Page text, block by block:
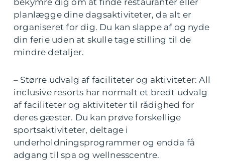
bekymre dig om at finde restauranter eller
planlægge dine dagsaktiviteter, da alt er
organiseret for dig. Du kan slappe af og nyde
din ferie uden at skulle tage stilling til de
mindre detaljer.
– Større udvalg af faciliteter og aktiviteter: All
inclusive resorts har normalt et bredt udvalg
af faciliteter og aktiviteter til rådighed for
deres gæster. Du kan prøve forskellige
sportsaktiviteter, deltage i
underholdningsprogrammer og endda få
adgang til spa og wellnesscentre.